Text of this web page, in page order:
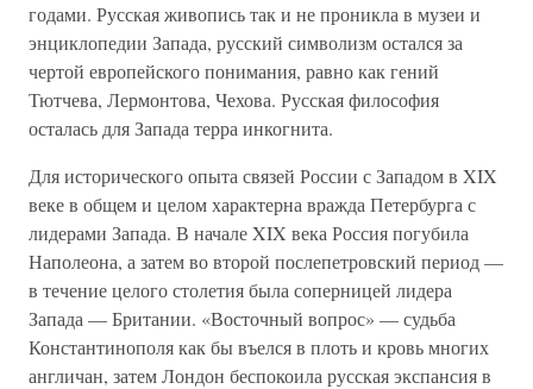
годами. Русская живопись так и не проникла в музеи и
энциклопедии Запада, русский символизм остался за
чертой европейского понимания, равно как гений
Тютчева, Лермонтова, Чехова. Русская философия
осталась для Запада терра инкогнита.
Для исторического опыта связей России с Западом в XIX
веке в общем и целом характерна вражда Петербурга с
лидерами Запада. В начале XIX века Россия погубила
Наполеона, а затем во второй послепетровский период —
в течение целого столетия была соперницей лидера
Запада — Британии. «Восточный вопрос» — судьба
Константинополя как бы въелся в плоть и кровь многих
англичан, затем Лондон беспокоила русская экспансия в